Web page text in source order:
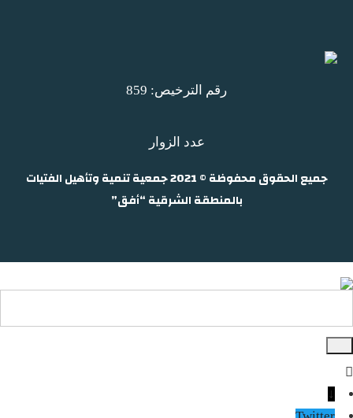
رقم الترخيص: 859
عدد الزوار
جميع الحقوق محفوظة © 2021 جمعية تنمية وتأهيل الفتيات
بالمنطقة الشرقية “أفق”
↓